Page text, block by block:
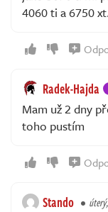
4060 ti a 6750
Radek-Hajda
Mam už 2 dny
toho pustím
Stando